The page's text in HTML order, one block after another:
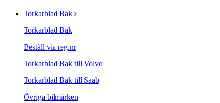
Torkarblad Bak
Torkarblad Bak
Beställ via reg.nr
Torkarblad Bak till Volvo
Torkarblad Bak till Saab
Övriga bilmärken